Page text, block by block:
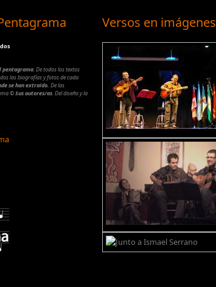
pentagrama. De todos los textos
las biografías y fotos de cada
se han extraído. De las
© Sus autores/as. Del diseño y la
Versos en imágenes